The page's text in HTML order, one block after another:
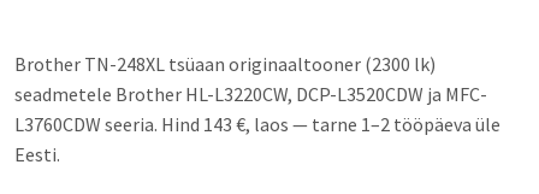
Brother TN-248XL tsüaan originaaltooner (2300 lk)
seadmetele Brother HL-L3220CW, DCP-L3520CDW ja MFC-
L3760CDW seeria. Hind 143 €, laos — tarne 1–2 tööpäeva üle
Eesti.